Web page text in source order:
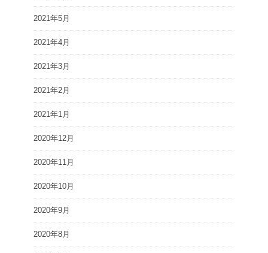
2021年5月
2021年4月
2021年3月
2021年2月
2021年1月
2020年12月
2020年11月
2020年10月
2020年9月
2020年8月